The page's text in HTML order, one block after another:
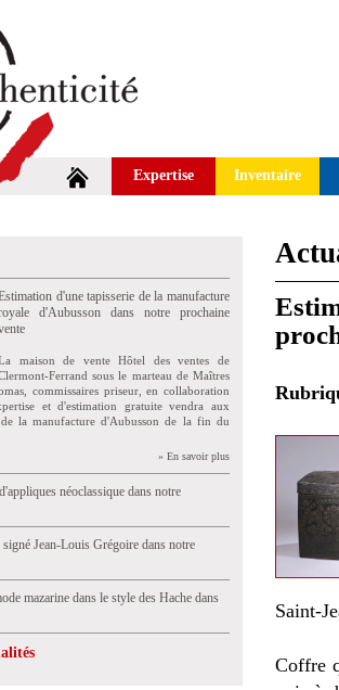
Expertise Inventaire
d'une tapisserie de la manufacture
d'Aubusson dans notre prochaine
maison de vente Hôtel des ventes de
Ferrand sous le marteau de Maîtres
commissaires priseur, en collaboration
et d'estimation gratuite vendra aux
de la manufacture d'Aubusson de la fin du
» En savoir plus
néoclassique dans notre
Jean-Louis Grégoire dans notre
mazarine dans le style des Hache dans
Saint-
Coffre